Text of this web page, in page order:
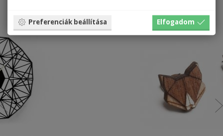
Preferenciák beállítása Elfogadom